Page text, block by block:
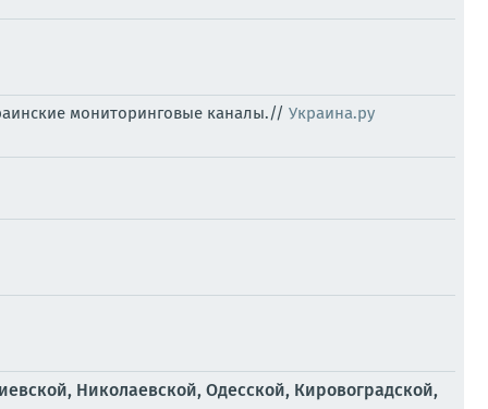
мониторинговые каналы.// Украина.ру
Николаевской, Одесской, Кировоградской,